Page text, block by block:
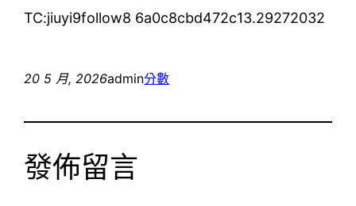
TC:jiuyi9follow8 6a0c8cbd472c13.29272032
20 5 月, 2026admin分數
發佈留言